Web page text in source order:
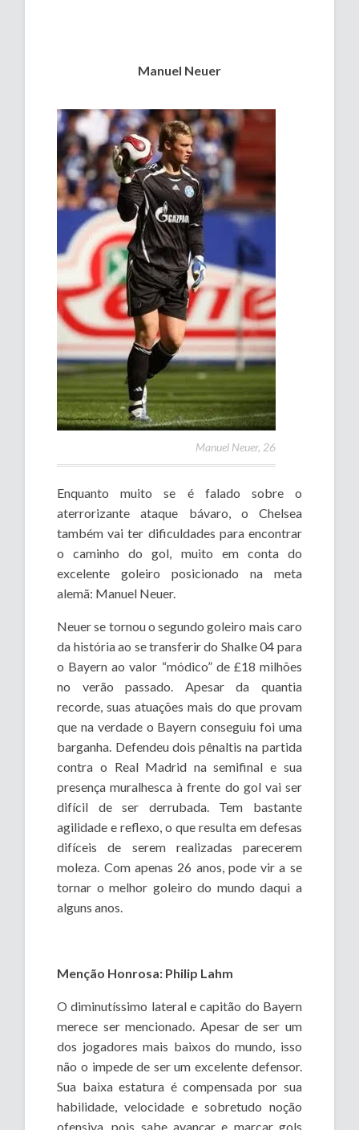
Manuel Neuer
Manuel Neuer, 26
Enquanto muito se é falado sobre o
aterrorizante ataque bávaro, o Chelsea
também vai ter dificuldades para encontrar
o caminho do gol, muito em conta do
excelente goleiro posicionado na meta
alemã: Manuel Neuer.
Neuer se tornou o segundo goleiro mais caro
da história ao se transferir do Shalke 04 para
o Bayern ao valor “módico” de £18 milhões
no verão passado. Apesar da quantia
recorde, suas atuações mais do que provam
que na verdade o Bayern conseguiu foi uma
barganha. Defendeu dois pênaltis na partida
contra o Real Madrid na semifinal e sua
presença muralhesca à frente do gol vai ser
difícil de ser derrubada. Tem bastante
agilidade e reflexo, o que resulta em defesas
difíceis de serem realizadas parecerem
moleza. Com apenas 26 anos, pode vir a se
tornar o melhor goleiro do mundo daqui a
alguns anos.
Menção Honrosa: Philip Lahm
O diminutíssimo lateral e capitão do Bayern
merece ser mencionado. Apesar de ser um
dos jogadores mais baixos do mundo, isso
não o impede de ser um excelente defensor.
Sua baixa estatura é compensada por sua
habilidade, velocidade e sobretudo noção
ofensiva, pois sabe avançar e marcar gols